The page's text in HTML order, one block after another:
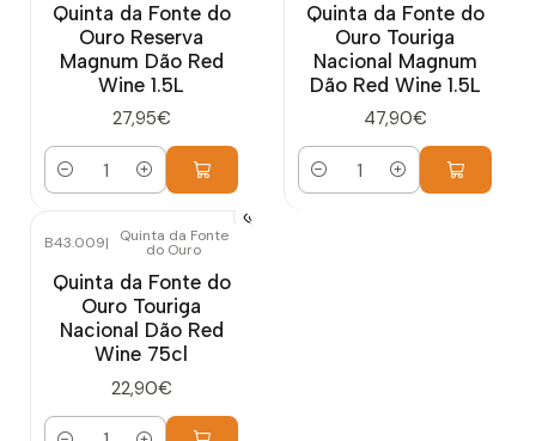
Quinta da Fonte do
Ouro Reserva
Magnum Dão Red
Wine 1.5L
27,95€
Cantidad
Quinta da Fonte do
Ouro Touriga
Nacional Magnum
Dão Red Wine 1.5L
47,90€
Cantidad
B43.009| Quinta da Fonte
do Ouro
Quinta da Fonte do
Ouro Touriga
Nacional Dão Red
Wine 75cl
22,90€